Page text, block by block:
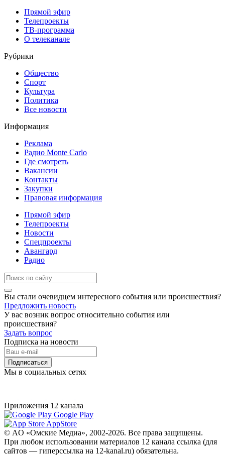
Прямой эфир
Телепроекты
ТВ-программа
О телеканале
Рубрики
Общество
Спорт
Культура
Политика
Все новости
Информация
Реклама
Радио Monte Carlo
Где смотреть
Вакансии
Контакты
Закупки
Правовая информация
Прямой эфир
Телепроекты
Новости
Спецпроекты
Авангард
Радио
Вы стали очевидцем интересного события или происшествия?
Предложить новость
У вас возник вопрос относительно события или
происшествия?
Задать вопрос
Подписка на новости
Подписаться
Мы в социальных сетях
Приложения 12 канала
Google Play
AppStore
© AO «Омские Медиа», 2002-2026. Все права защищены.
При любом использовании материалов 12 канала ссылка (для
сайтов — гиперссылка на 12-kanal.ru) обязательна.